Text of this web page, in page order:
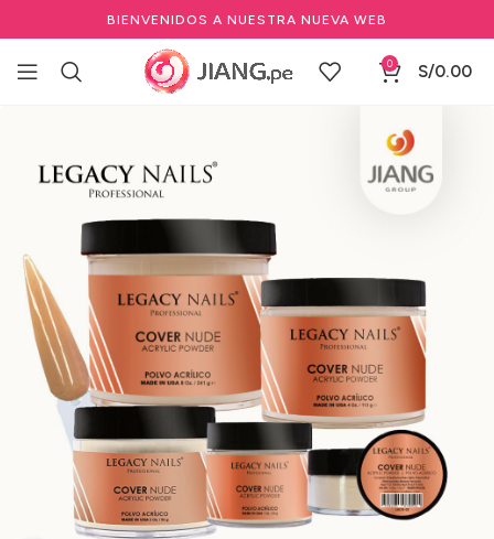
BIENVENIDOS A NUESTRA NUEVA WEB
0 S/0.00
LEGACY NAILS